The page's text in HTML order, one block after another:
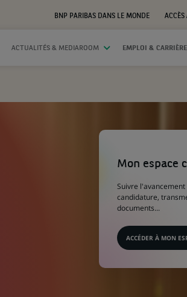
BNP PARIBAS DANS LE MONDE
ACCÈS
DANS
UN
ACTUALITÉS & MEDIAROOM EMPLOI & CARRIÈRE
Mon espace
Suivre l'avancement
candidature,
documents...
ACCÉDER À MON
(Ce
s'ouvre
dans
nouvel
onglet)